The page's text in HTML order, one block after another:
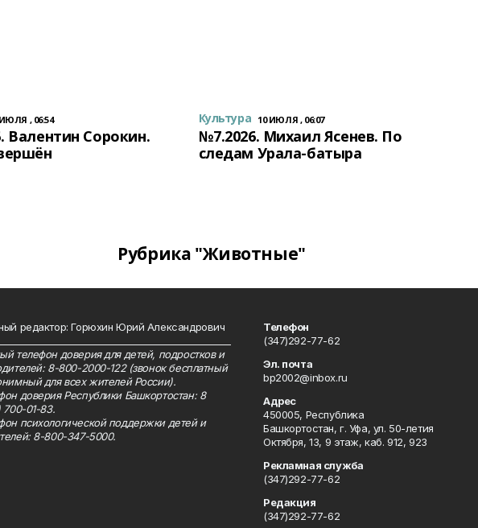
, 06:54
Валентин Сорокин.
Культура 10 ИЮЛЯ , 06:07
№7.2026. Михаил Ясенев. По
следам Урала-батыра
Рубрика "Животные"
редактор: Горюхин Юрий Александрович
телефон доверия для детей, подростков и
8-800-2000-122 (звонок бесплатный
для всех жителей России).
доверия Республики Башкортостан: 8
700-01-83.
психологической поддержки детей и
8-800-347-5000.
Телефон
(347)292-77-62
Эл. почта
bp2002@inbox.ru
Адрес
450005, Республика
Башкортостан, г. Уфа, ул. 50-летия
Октября, 13, 9 этаж, каб. 912, 923
Рекламная служба
(347)292-77-62
Редакция
(347)292-77-62